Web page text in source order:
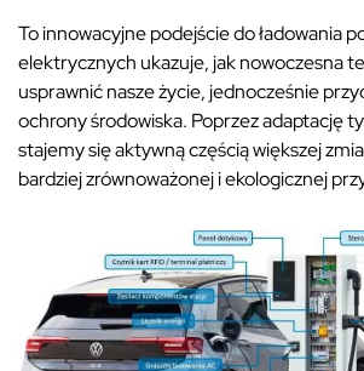
To innowacyjne podejście do ładowania
elektrycznych ukazuje, jak nowoczesna
usprawnić nasze życie, jednocześnie
ochrony środowiska. Poprzez adaptację
stajemy się aktywną częścią większej
bardziej zrównoważonej i ekologicznej